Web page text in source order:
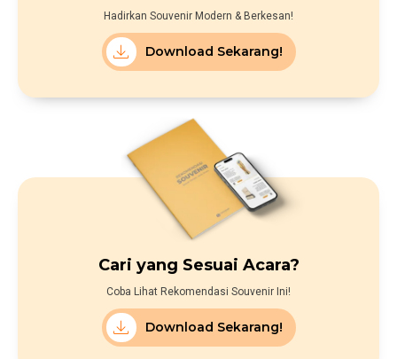
Hadirkan Souvenir Modern & Berkesan!
Download Sekarang!
Cari yang Sesuai Acara?
Coba Lihat Rekomendasi Souvenir Ini!
Download Sekarang!